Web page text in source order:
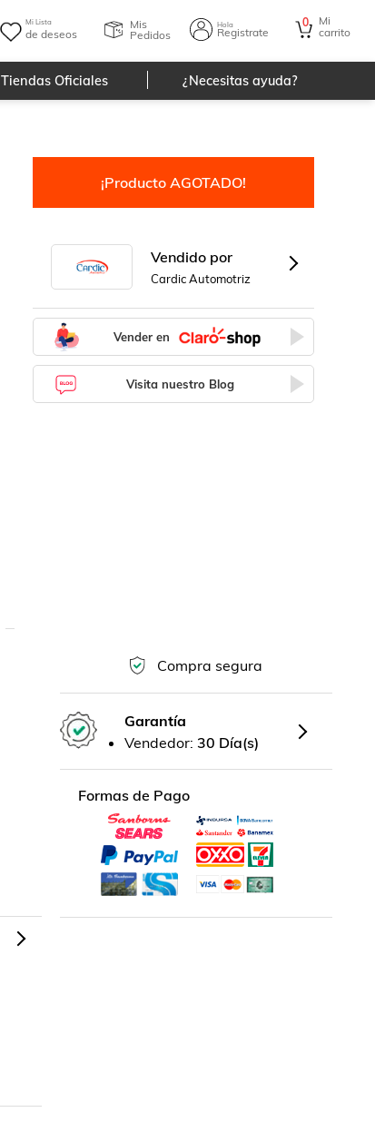
Mi Lista
de deseos
Mis
Pedidos
Hola
Registrate
0
Mi
carrito
Tiendas Oficiales ¿Necesitas ayuda?
¡Producto AGOTADO!
Vendido por
Cardic Automotriz
Vender en
Visita nuestro Blog
Compra segura
Garantía
Vendedor: 30 Día(s)
Formas de Pago